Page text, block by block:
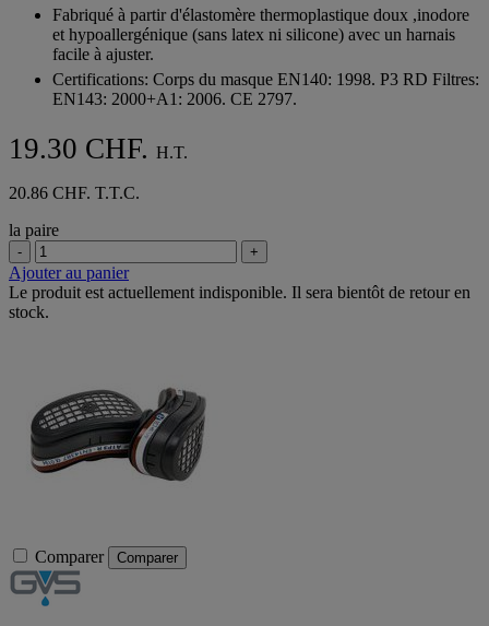
Fabriqué à partir d'élastomère thermoplastique doux ,inodore
et hypoallergénique (sans latex ni silicone) avec un harnais
facile à ajuster.
Certifications: Corps du masque EN140: 1998. P3 RD Filtres:
EN143: 2000+A1: 2006. CE 2797.
19.30 CHF. H.T.
20.86 CHF. T.T.C.
la paire
- +
Ajouter au panier
Le produit est actuellement indisponible. Il sera bientôt de retour en
stock.
Comparer Comparer